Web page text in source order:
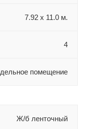
7.92 х 11.0 м.
4
помещение
Ж/б ленточный